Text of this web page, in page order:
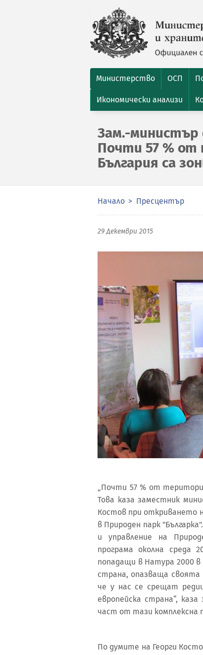
Министерство ОСП
Икономически анализи
Зам.-министър
Почти 57 %
България са
Начало Пресцентър
29 Декември 2015
„Почти 57 % от
Това каза заместник
Костов при откриването
в Природен парк
и управление на
програма околна среда
попадащи в Натура 2000 в
страна, опазваща своята
че у нас се срещат
европейска страна“,
част от тази комплексна
По думите на Георги